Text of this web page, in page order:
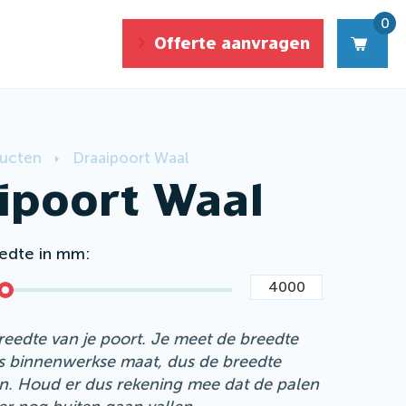
Offerte aanvragen
0
Draaipoort Waal
Waal
in mm
van je poort. Je meet de breedte
binnenwerkse maat, dus de breedte
Houd er dus rekening mee dat de palen